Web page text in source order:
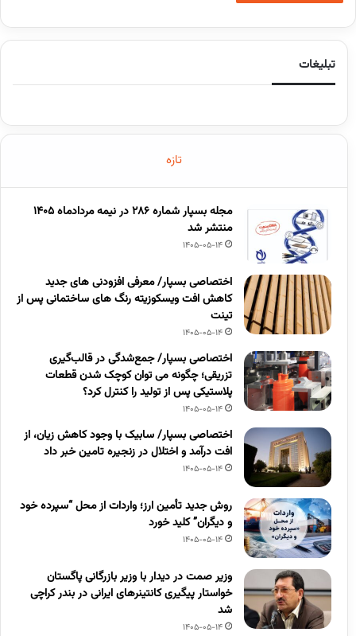
تبلیغات
تازه
مجله بسپار شماره 286 در نیمه مردادماه 1405
منتشر شد
1405-05-14
اختصاصی بسپار/ معرفی افزودنی های جدید
کاهش افت ویسکوزیته رنگ های ساختمانی پس از
تینت
1405-05-14
اختصاصی بسپار/ جمع‌شدگی در قالب‌گیری
تزریقی؛ چگونه می توان کوچک شدن قطعات
پلاستیکی پس از تولید را کنترل کرد؟
1405-05-14
اختصاصی بسپار/ سابیک با وجود کاهش زیان، از
افت درآمد و اختلال در زنجیره تامین خبر داد
1405-05-14
روش جدید تأمین ارز؛ واردات از محل “سپرده خود
و دیگران” کلید خورد
1405-05-14
وزیر صمت در دیدار با وزیر بازرگانی پاگستان
خواستار پیگیری کانتینرهای ایرانی در بندر کراچی
شد
1405-05-14